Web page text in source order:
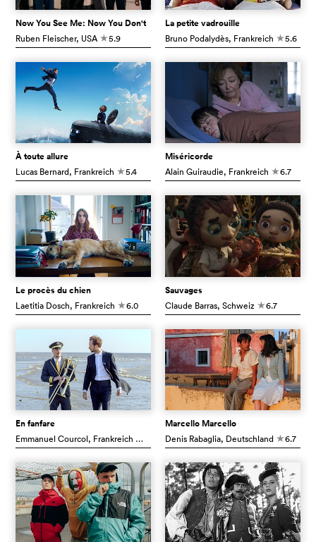
Now You See Me: Now You Don't
Ruben Fleischer, USA c5.9
La petite vadrouille
Bruno Podalydès, Frankreich c5.6
À toute allure
Lucas Bernard, Frankreich c5.4
Miséricorde
Alain Guiraudie, Frankreich c6.7
Le procès du chien
Laetitia Dosch, Frankreich c6.0
Sauvages
Claude Barras, Schweiz c6.7
En fanfare
Emmanuel Courcol, Frankreich
Marcello Marcello
Denis Rabaglia, Deutschland c6.7